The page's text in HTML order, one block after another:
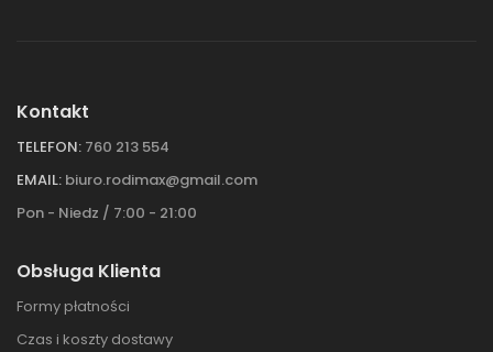
Kontakt
TELEFON: 760 213 554
EMAIL: biuro.rodimax@gmail.com
Pon - Niedz / 7:00 - 21:00
Obsługa Klienta
Formy płatności
Czas i koszty dostawy